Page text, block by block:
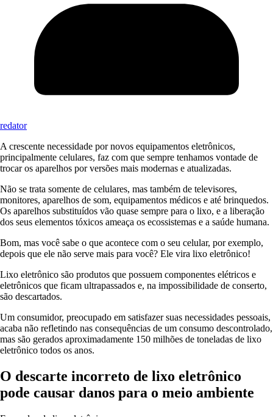
redator
A crescente necessidade por novos equipamentos eletrônicos,
principalmente celulares, faz com que sempre tenhamos vontade de
trocar os aparelhos por versões mais modernas e atualizadas.
Não se trata somente de celulares, mas também de televisores,
monitores, aparelhos de som, equipamentos médicos e até brinquedos.
Os aparelhos substituídos vão quase sempre para o lixo, e a liberação
dos seus elementos tóxicos ameaça os ecossistemas e a saúde humana.
Bom, mas você sabe o que acontece com o seu celular, por exemplo,
depois que ele não serve mais para você? Ele vira lixo eletrônico!
Lixo eletrônico são produtos que possuem componentes elétricos e
eletrônicos que ficam ultrapassados e, na impossibilidade de conserto,
são descartados.
Um consumidor, preocupado em satisfazer suas necessidades pessoais,
acaba não refletindo nas consequências de um consumo descontrolado,
mas são gerados aproximadamente 150 milhões de toneladas de lixo
eletrônico todos os anos.
O descarte incorreto de lixo eletrônico
pode causar danos para o meio ambiente